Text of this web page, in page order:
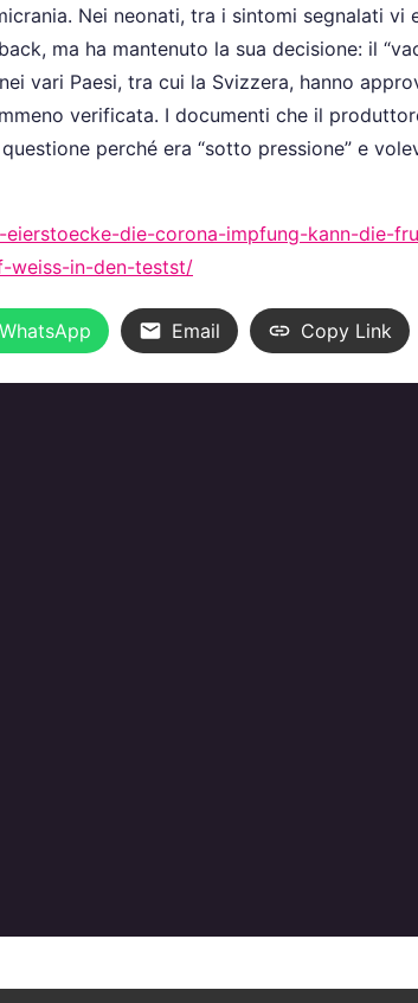
Nei neonati, tra i sintomi segnalati
ma ha mantenuto la sua decisione: il
vari Paesi, tra cui la Svizzera, hanno
verificata. I documenti che il
perché era “sotto pressione” e
die-corona-impfung-kann-die-
weiss-in-den-testst/
WhatsApp Email Copy Link